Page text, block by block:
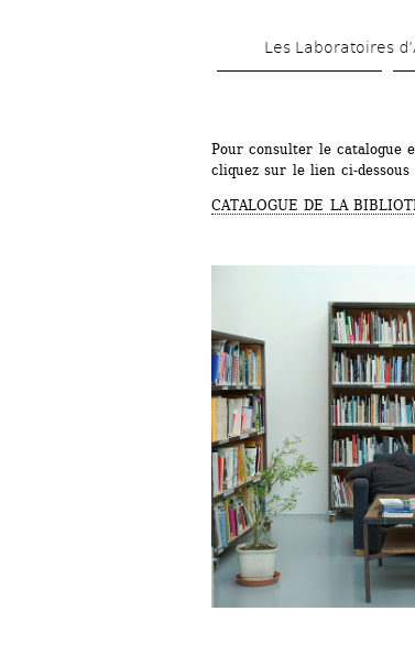
Les Laboratoires
Pour consulter le catalogue
cliquez sur le lien ci-dessous
CATALOGUE DE LA